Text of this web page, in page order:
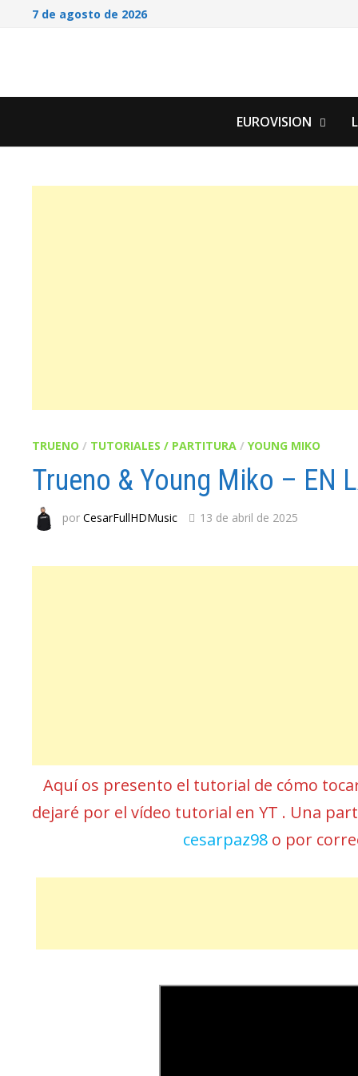
Saltar7 de agosto de 2026
EUROVISION
TRUENO / TUTORIALES / PARTITURA /YOUNG MIKO
Trueno & Young Miko – EN
porCesarFullHDMusic 13 de abril de 2025
Aquí os presento el tutorial de cómo
dejaré por el vídeo tutorial en YT . Una
cesarpaz98 o por